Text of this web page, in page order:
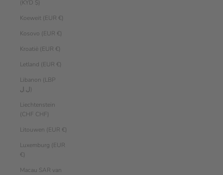
(KYD $)
Koeweit (EUR €)
Kosovo (EUR €)
Kroatië (EUR €)
Letland (EUR €)
Libanon (LBP
ل.ل)
Liechtenstein
(CHF CHF)
Litouwen (EUR €)
Luxemburg (EUR
€)
Macau SAR van